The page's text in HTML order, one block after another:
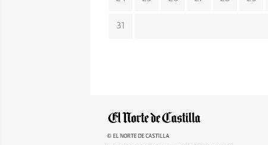
31
© EL NORTE DE CASTILLA